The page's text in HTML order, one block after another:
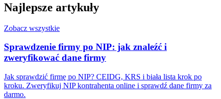
Najlepsze artykuły
Zobacz wszystkie
Sprawdzenie firmy po NIP: jak znaleźć i
zweryfikować dane firmy
Jak sprawdzić firmę po NIP? CEIDG, KRS i biała lista krok po
kroku. Zweryfikuj NIP kontrahenta online i sprawdź dane firmy za
darmo.